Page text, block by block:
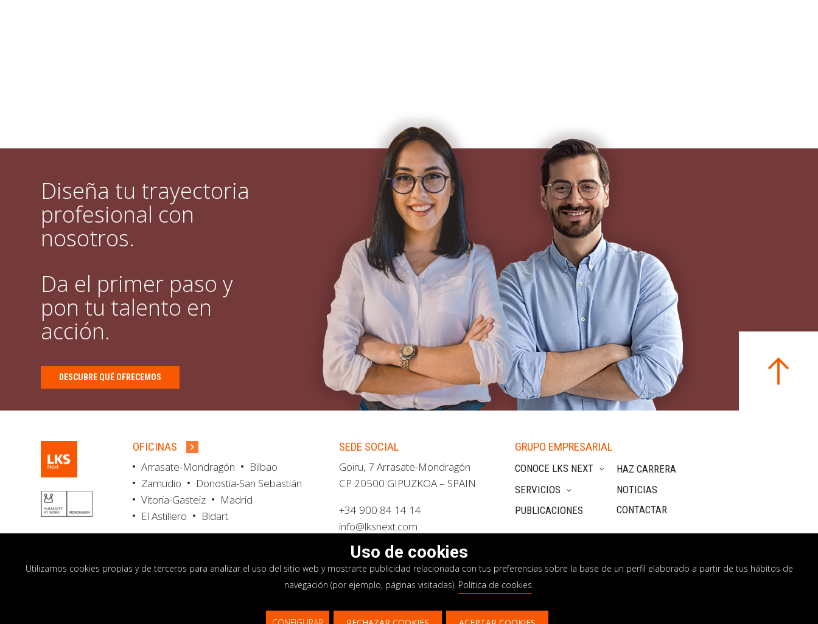
Diseña tu trayectoria
profesional con
nosotros.
Da el primer paso y
pon tu talento en
acción.
DESCUBRE QUÉ OFRECEMOS
OFICINAS
Arrasate-Mondragón
Bilbao
Zamudio
Donostia-San Sebastián
Vitoria-Gasteiz
Madrid
El Astillero
Bidart
SEDE SOCIAL
Goiru, 7 Arrasate-Mondragón
CP 20500 GIPUZKOA – SPAIN
+34 900 84 14 14
info@lksnext.com
GRUPO EMPRESARIAL
CONOCE LKS NEXT
SERVICIOS
PUBLICACIONES
HAZ CARRERA
NOTICIAS
CONTACTAR
Portal de privacidad Política de cookies Sistema interno información
Uso de cookies
Utilizamos cookies propias y de terceros para analizar el uso del sitio web y mostrarte publicidad relacionada con tus preferencias sobre la base de un perfil elaborado a partir de tus hábitos de
navegación (por ejemplo, páginas visitadas). Política de cookies.